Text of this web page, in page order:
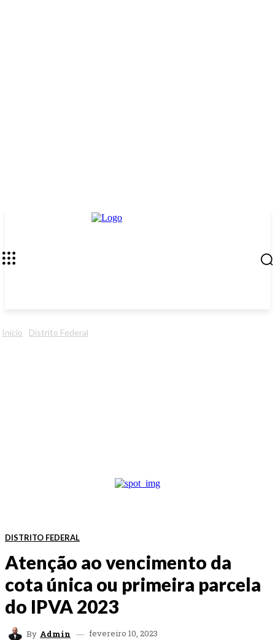
Início Distrito Federal
DISTRITO FEDERAL
Atenção ao vencimento da
cota única ou primeira parcela
do IPVA 2023
By Admin fevereiro 10, 2023